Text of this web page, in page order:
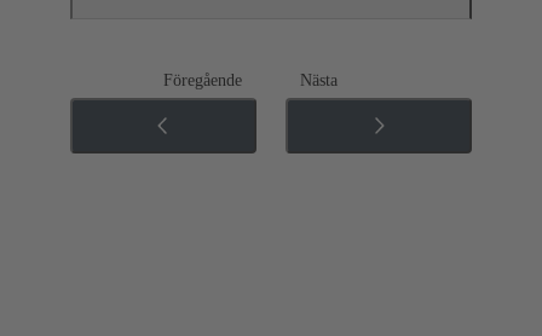
Föregående Nästa